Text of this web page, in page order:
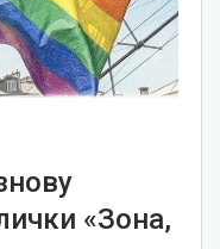
«Зона,